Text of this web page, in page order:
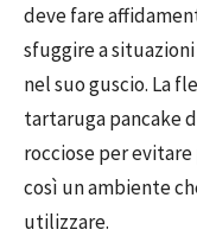
deve fare
sfuggire a
nel suo guscio. La
tartaruga pancake
rocciose per
così un ambiente
utilizzare.